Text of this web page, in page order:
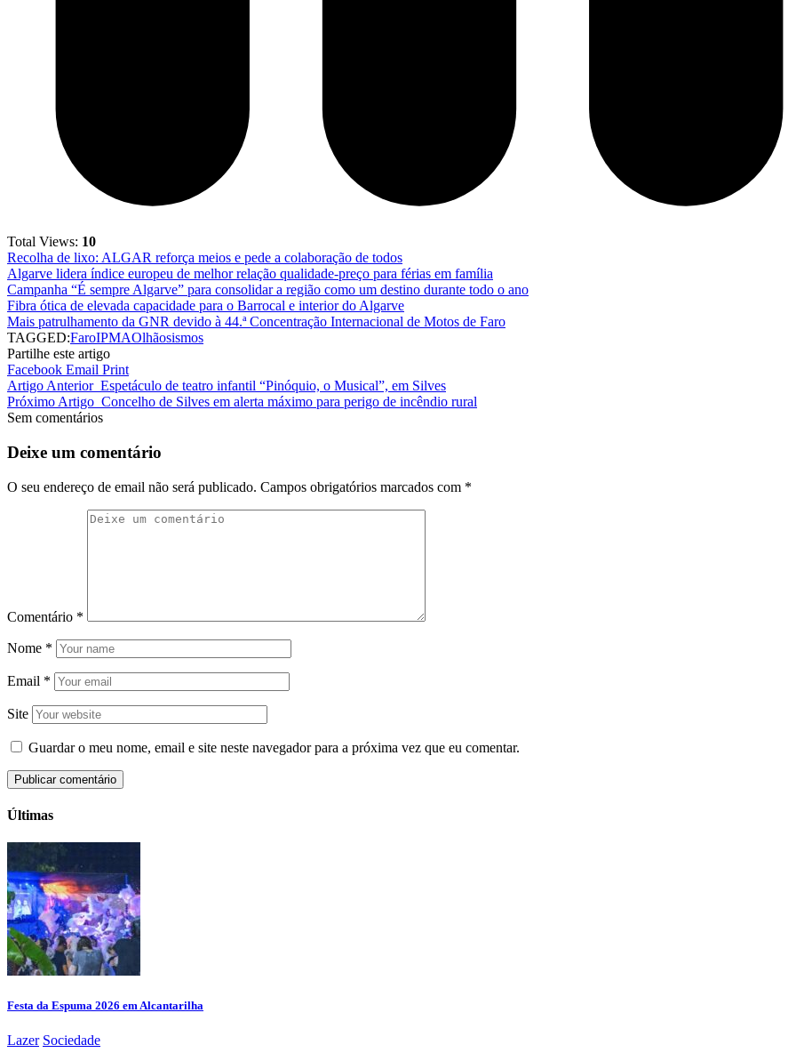
Total Views: 10
Recolha de lixo: ALGAR reforça meios e pede a colaboração de todos
Algarve lidera índice europeu de melhor relação qualidade-preço para férias em família
Campanha “É sempre Algarve” para consolidar a região como um destino durante todo o ano
Fibra ótica de elevada capacidade para o Barrocal e interior do Algarve
Mais patrulhamento da GNR devido à 44.ª Concentração Internacional de Motos de Faro
TAGGED:FaroIPMAOlhãosismos
Partilhe este artigo
Facebook Email Print
Artigo Anterior Espetáculo de teatro infantil “Pinóquio, o Musical”, em Silves
Próximo Artigo Concelho de Silves em alerta máximo para perigo de incêndio rural
Sem comentários
Deixe um comentário
O seu endereço de email não será publicado. Campos obrigatórios marcados com *
Comentário *
Nome *
Email *
Site
Guardar o meu nome, email e site neste navegador para a próxima vez que eu comentar.
Últimas
Festa da Espuma 2026 em Alcantarilha
Lazer Sociedade